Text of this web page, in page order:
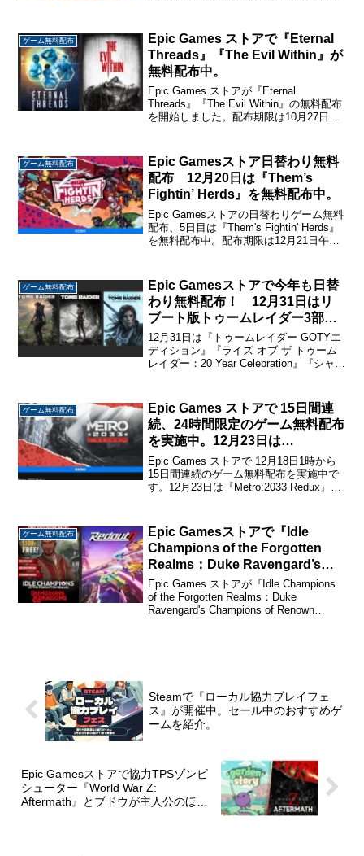
かっ...
ゲーム無料配布
Epic Games ストアで『Eternal
Threads』『The Evil Within』が
無料配布中。
Epic Games ストアが『Eternal
Threads』『The Evil Within』の無料配布
を開始しました。配布期限は10月27日午
ゲーム無料配布
Epic Gamesストア日替わり無料
配布 12月20日は『Them’s
Fightin’ Herds』を無料配布中。
Epic Gamesストアの日替わりゲーム無料
配布、5日目は『Them's Fightin' Herds』
を無料配布中。配布期限は12月21日午前1
ゲーム無料配布
Epic Gamesストアで今年も日替
わり無料配布！ 12月31日はリ
ブート版トゥームレイダー3部作
が配布中。
12月31日は『トゥームレイダー GOTYエ
ディション』『ライズ オブ ザ トゥーム
レイダー：20 Year Celebration』『シャド
ーリブート3部作を無...
ゲーム無料配布
Epic Games ストアで 15日間連
続、24時間限定のゲーム無料配布
を実施中。12月23日は
『Metro:2033 Redux』を配布。
Epic Games ストアで 12月18日1時から
15日間連続のゲーム無料配布を実施中で
す。12月23日は『Metro:2033 Redux』を
ゲーム無料配布
Epic Gamesストアで『Idle
Champions of the Forgotten
Realms：Duke Ravengard’s
Champions of Renown Pack』
『Redout 2』が無料配布中。
Epic Games ストアが『Idle Champions
of the Forgotten Realms：Duke
Ravengard's Champions of Renown
Steamで『ローカル協力プレイフェ
ス』が開催中。セール中のおすすめゲ
ームを紹介。
Epic Gamesストアで協力TPSゾンビ
シューター『World War Z:
Aftermath』とブドウが主人公のほの